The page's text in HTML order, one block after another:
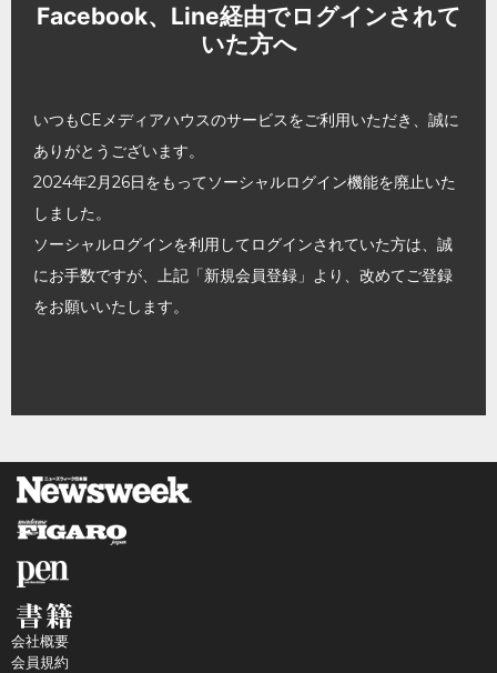
Facebook、Line経由でログインされて
いた方へ
いつもCEメディアハウスのサービスをご利用いただき、誠に
ありがとうございます。
2024年2月26日をもってソーシャルログイン機能を廃止いた
しました。
ソーシャルログインを利用してログインされていた方は、誠
にお手数ですが、上記「新規会員登録」より、改めてご登録
をお願いいたします。
会社概要
会員規約